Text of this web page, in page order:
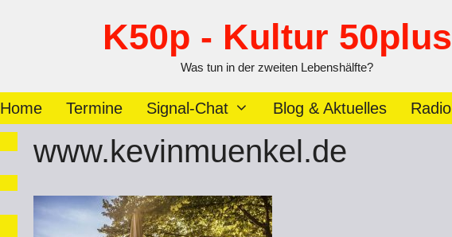
K50p - Kultur 50plus
Was tun in der zweiten Lebenshälfte?
Home Termine Signal-Chat Blog & Aktuelles Radio
www.kevinmuenkel.de